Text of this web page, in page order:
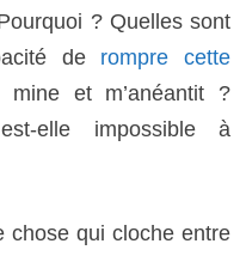
? Quelles sont
de rompre cette
et m’anéantit ?
elle impossible à
chose qui cloche entre